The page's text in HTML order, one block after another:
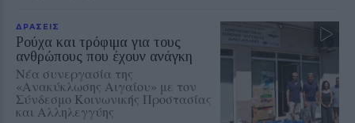
ΔΡΑΣΕΙΣ
Ρούχα και τρόφιμα για τους
ανθρώπους που έχουν ανάγκη
Νέα συνεργασία της
«Ανακύκλωσης Αιγαίου» με τον
Σύνδεσμο Κοινωνικής Προστασίας
και Αλληλεγγύης